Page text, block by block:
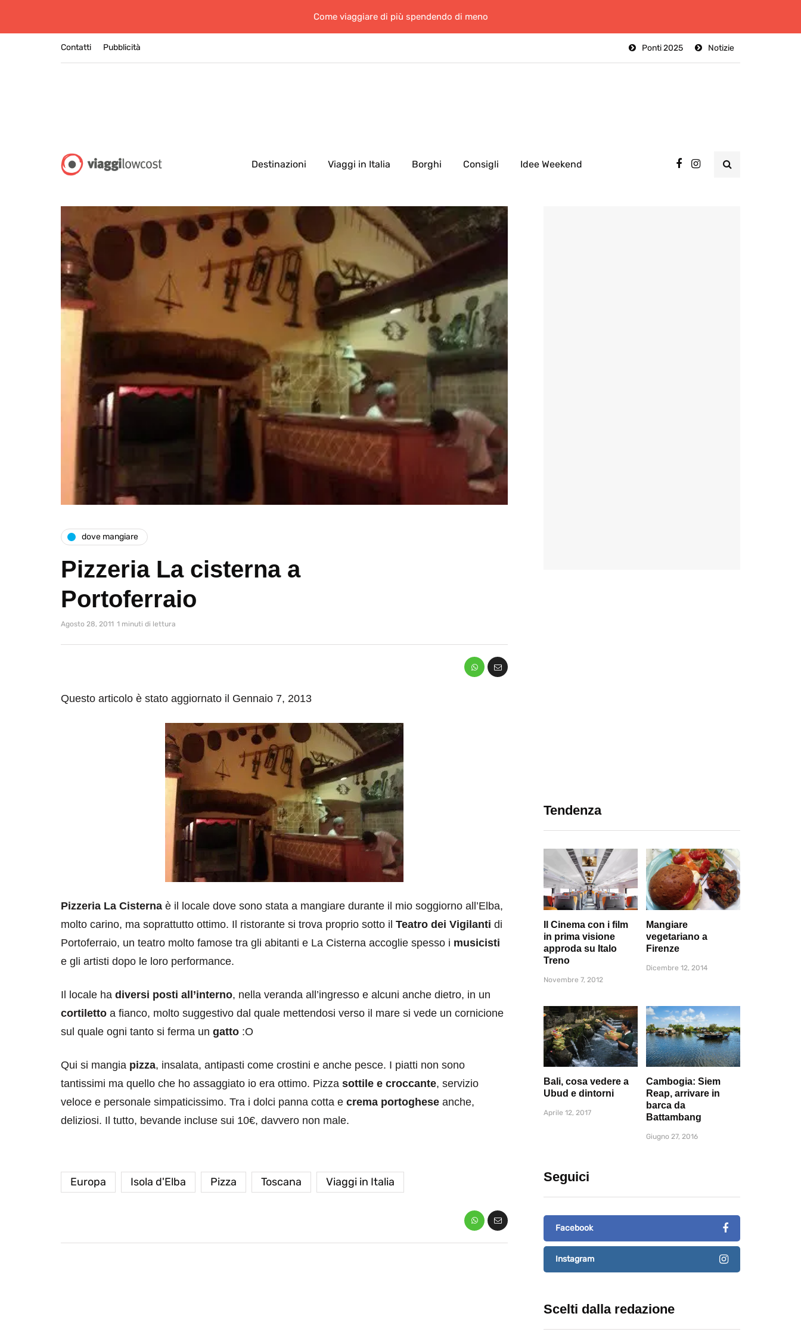
Come viaggiare di più spendendo di meno
Contatti Notizie
Ponti 2025
Pubblicità
Destinazioni Viaggi in Italia Borghi Consigli Idee Weekend
dove mangiare
Pizzeria La cisterna a
Portoferraio
Agosto 28, 2011 1 minuti di lettura
Questo articolo è stato aggiornato il Gennaio 7, 2013
Pizzeria La Cisterna è il locale dove sono stata a mangiare durante il mio soggiorno all’Elba,
molto carino, ma soprattutto ottimo. Il ristorante si trova proprio sotto il Teatro dei Vigilanti di
Portoferraio, un teatro molto famose tra gli abitanti e La Cisterna accoglie spesso i musicisti
e gli artisti dopo le loro performance.
Il locale ha diversi posti all’interno, nella veranda all’ingresso e alcuni anche dietro, in un
cortiletto a fianco, molto suggestivo dal quale mettendosi verso il mare si vede un cornicione
sul quale ogni tanto si ferma un gatto :O
Qui si mangia pizza, insalata, antipasti come crostini e anche pesce. I piatti non sono
tantissimi ma quello che ho assaggiato io era ottimo. Pizza sottile e croccante, servizio
veloce e personale simpaticissimo. Tra i dolci panna cotta e crema portoghese anche,
deliziosi. Il tutto, bevande incluse sui 10€, davvero non male.
Europa Isola d'Elba Pizza Toscana Viaggi in Italia
Tendenza
Il Cinema con i film
in prima visione
approda su Italo
Treno
Novembre 7, 2012
Mangiare
vegetariano a
Firenze
Dicembre 12, 2014
Bali, cosa vedere a
Ubud e dintorni
Aprile 12, 2017
Cambogia: Siem
Reap, arrivare in
barca da
Battambang
Giugno 27, 2016
Seguici
Facebook
Instagram
Scelti dalla redazione